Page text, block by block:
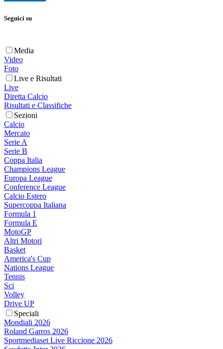
Seguici su
Media
Video
Foto
Live e Risultati
Live
Diretta Calcio
Risultati e Classifiche
Sezioni
Calcio
Mercato
Serie A
Serie B
Coppa Italia
Champions League
Europa League
Conference League
Calcio Estero
Supercoppa Italiana
Formula 1
Formula E
MotoGP
Altri Motori
Basket
America's Cup
Nations League
Tennis
Sci
Volley
Drive UP
Speciali
Mondiali 2026
Roland Garros 2026
Sportmediaset Live Riccione 2026